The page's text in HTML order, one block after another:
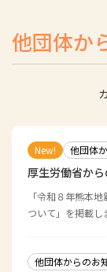
他団体か
New! 他団体
厚生労働省から
「令和８年熊本
ついて」を掲載し
他団体からのお